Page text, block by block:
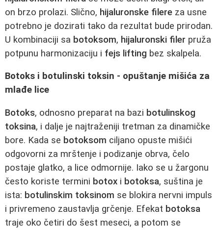
on brzo prolazi. Slično, hijaluronske filere za usne
potrebno je dozirati tako da rezultat bude prirodan.
U kombinaciji sa botoksom, hijaluronski filer pruža
potpunu harmonizaciju i fejs lifting bez skalpela.
Botoks i botulinski toksin - opuštanje mišića za
mlađe lice
Botoks, odnosno preparat na bazi botulinskog
toksina, i dalje je najtraženiji tretman za dinamičke
bore. Kada se botoksom ciljano opuste mišići
odgovorni za mrštenje i podizanje obrva, čelo
postaje glatko, a lice odmornije. Iako se u žargonu
često koriste termini botox i botoksa, suština je
ista: botulinskim toksinom se blokira nervni impuls
i privremeno zaustavlja grčenje. Efekat botoksa
traje oko četiri do šest meseci, a potom se